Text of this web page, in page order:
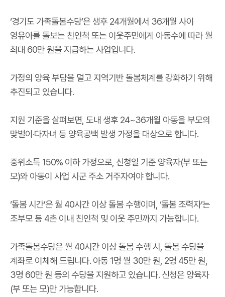
‘경기도 가족돌봄수당’은 생후 24개월에서 36개월 사이
영유아를 돌보는 친인척 또는 이웃주민에게 아동수에 따라 월
최대 60만 원을 지급하는 사업입니다.
가정의 양육 부담을 덜고 지역기반 돌봄체계를 강화하기 위해
추진되고 있습니다.
지원 기준을 살펴보면, 도내 생후 24~36개월 아동을 부모의
맞벌이‧다자녀 등 양육공백 발생 가정을 대상으로 합니다.
중위소득 150% 이하 가정으로, 신청일 기준 양육자(부 또는
모)와 아동이 사업 시군 주소 거주자여야 합니다.
‘돌봄 시간’은 월 40시간 이상 돌봄 수행이며, ‘돌봄 조력자’는
조부모 등 4촌 이내 친인척 및 이웃 주민까지 가능합니다.
가족돌봄수당은 월 40시간 이상 돌봄 수행 시, 돌봄 수당을
계좌로 이체해 드립니다. 아동 1명 월 30만 원, 2명 45만 원,
3명 60만 원 등의 수당을 지원하고 있습니다. 신청은 양육자
(부 또는 모)만 가능합니다.